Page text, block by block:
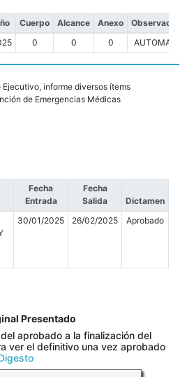
Cuerpo Alcance Anexo
0 0 0
informe diversos ítems
de Emergencias Médicas
Fecha
Entrada
Fecha
Salida
Dictamen
30/01/2025 26/02/2025 Aprobado
Presentado
aprobado a la finalización del
ver el definitivo una vez aprobado